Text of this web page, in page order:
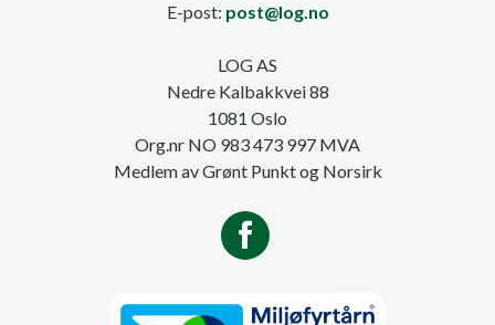
E-post: post@log.no
LOG AS
Nedre Kalbakkvei 88
1081 Oslo
Org.nr NO 983 473 997 MVA
Medlem av Grønt Punkt og Norsirk